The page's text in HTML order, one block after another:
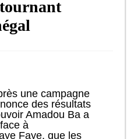
une campagne
des résultats
Amadou Ba a
à
Faye, que les